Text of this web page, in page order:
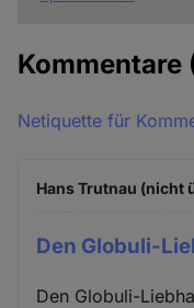
Kommentare
Netiquette für
Hans Trutnau (nicht
Den Globuli-
Den Globuli-